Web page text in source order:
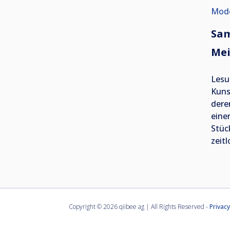
Copyright ©2026 qiibee ag | All Rights Reserved -